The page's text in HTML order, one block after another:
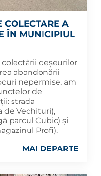
COLECTARE A
ÎN MUNICIPIUL
deșeurilor
abandonării
nepermise, am
de
strada
de Vechituri),
parcul Cubic) și
Profi).
MAI DEPARTE